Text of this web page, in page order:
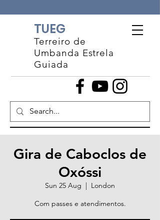
TUEG
Terreiro de
Umbanda Estrela
Guiada
Gira de Caboclos de
Oxóssi
Sun 25 Aug
  |
London
Com passes e atendimentos.